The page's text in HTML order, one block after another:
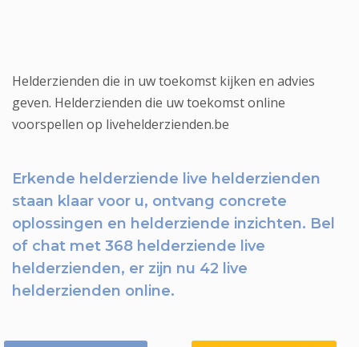
Helderzienden die in uw toekomst kijken en advies
geven. Helderzienden die uw toekomst online
voorspellen op livehelderzienden.be
Erkende helderziende live helderzienden
staan klaar voor u, ontvang concrete
oplossingen en helderziende inzichten. Bel
of chat met 368 helderziende live
helderzienden, er zijn nu 42 live
helderzienden online.